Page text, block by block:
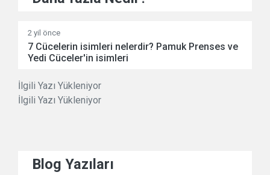
2 yil önce
7 Cücelerin isimleri nelerdir? Pamuk Prenses ve
Yedi Cüceler'in isimleri
İlgili Yazı Yükleniyor
İlgili Yazı Yükleniyor
Blog Yazıları